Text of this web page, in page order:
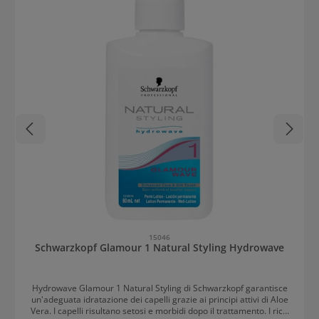
15046
Schwarzkopf Glamour 1 Natural Styling Hydrowave
Hydrowave Glamour 1 Natural Styling di Schwarzkopf garantisce
un'adeguata idratazione dei capelli grazie ai principi attivi di Aloe
Vera. I capelli risultano setosi e morbidi dopo il trattamento. I ricci